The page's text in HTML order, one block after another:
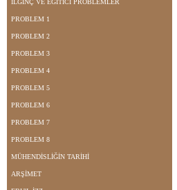
İLGİNÇ VE EĞİTİCİ PROBLEMLER
PROBLEM 1
PROBLEM 2
PROBLEM 3
PROBLEM 4
PROBLEM 5
PROBLEM 6
PROBLEM 7
PROBLEM 8
MÜHENDİSLİĞİN TARİHİ
ARŞİMET